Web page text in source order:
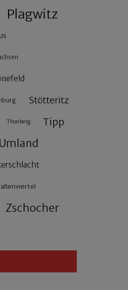
Plagwitz
Stötteritz
Thonberg Tipp
Umland
Zschocher